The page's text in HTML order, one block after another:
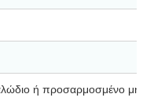
ή προσαρμοσμένο μήκος